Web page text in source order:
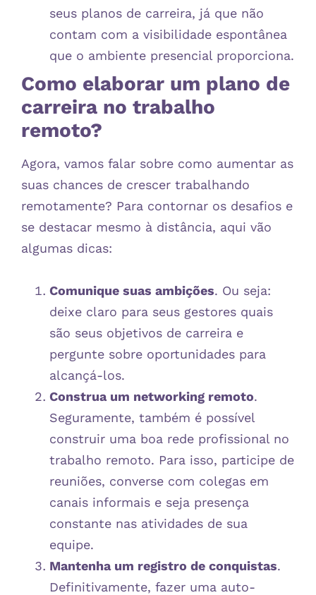
seus planos de carreira, já que não
contam com a visibilidade espontânea
que o ambiente presencial proporciona.
Como elaborar um plano de
carreira no trabalho
remoto?
Agora, vamos falar sobre como aumentar as
suas chances de crescer trabalhando
remotamente? Para contornar os desafios e
se destacar mesmo à distância, aqui vão
algumas dicas:
Comunique suas ambições. Ou seja:
deixe claro para seus gestores quais
são seus objetivos de carreira e
pergunte sobre oportunidades para
alcançá-los.
Construa um networking remoto.
Seguramente, também é possível
construir uma boa rede profissional no
trabalho remoto. Para isso, participe de
reuniões, converse com colegas em
canais informais e seja presença
constante nas atividades de sua
equipe.
Mantenha um registro de conquistas.
Definitivamente, fazer uma auto-